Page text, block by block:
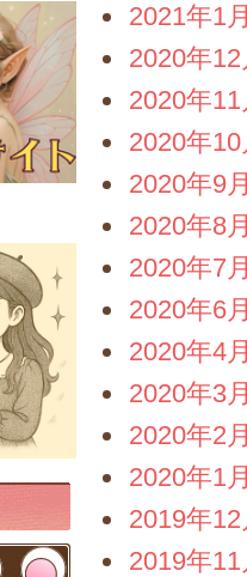
2021年1
2020年12
2020年11
2020年10
2020年9
2020年8
2020年7
2020年6
2020年4
2020年3
2020年2
2020年1
2019年12
2019年11